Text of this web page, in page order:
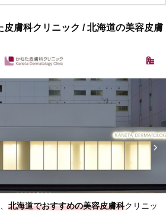
皮膚科クリニック / 北海道の美容皮膚
北海道でおすすめの美容皮膚科クリニッ